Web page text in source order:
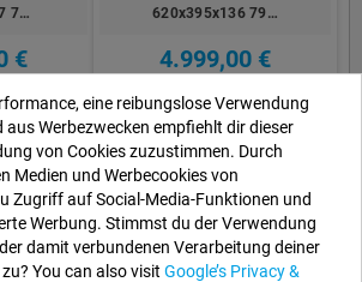
7…
€
620x395x136 79…
4.999,00 €
eine reibungslose Verwendung
aus Werbezwecken empfiehlt dir dieser
von Cookies zuzustimmen. Durch
Medien und Werbecookies von
Zugriff auf Social-Media-Funktionen und
Werbung. Stimmst du der Verwendung
damit verbundenen Verarbeitung deiner
You can also visit Google’s Privacy &